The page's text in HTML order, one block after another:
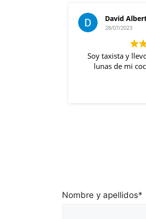
med tecno
28/07/2023
Servicio
Nombre y apellidos*